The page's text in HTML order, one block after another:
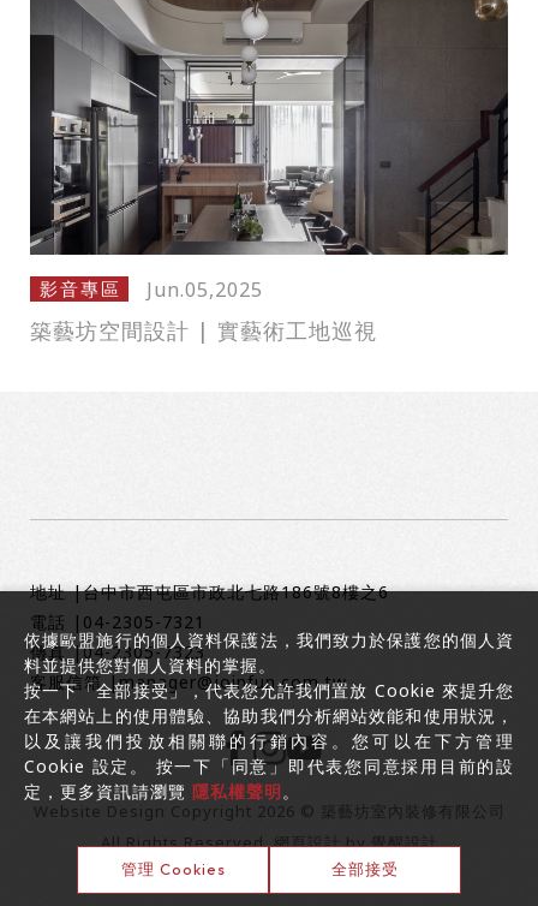
影音專區 Jun.05,2025
築藝坊空間設計 | 實藝術工地巡視
地址 |台中市西屯區市政北七路186號8樓之6
電話 | 04-2305-7321
傳真 |04-2305-7323
客服信箱 |manager@joinfun.com.tw
Website Design Copyright 2026 © 築藝坊室內裝修有限公司
All Rights Reserved.網頁設計by覺醒設計
依據歐盟施行的個人資料保護法，我們致力於保護您的個人資
料並提供您對個人資料的掌握。
按一下「全部接受」，代表您允許我們置放 Cookie 來提升您
在本網站上的使用體驗、協助我們分析網站效能和使用狀況，
以及讓我們投放相關聯的行銷內容。您可以在下方管理
Cookie 設定。 按一下「同意」即代表您同意採用目前的設
定，更多資訊請瀏覽 隱私權聲明。
管理 Cookies 全部接受